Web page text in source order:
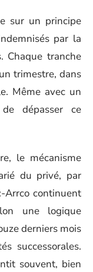
sur un principe
par la
Chaque tranche
trimestre, dans
Même avec un
dépasser ce
le mécanisme
du privé, par
Arrco continuent
une logique
derniers mois
successorales.
souvent, bien